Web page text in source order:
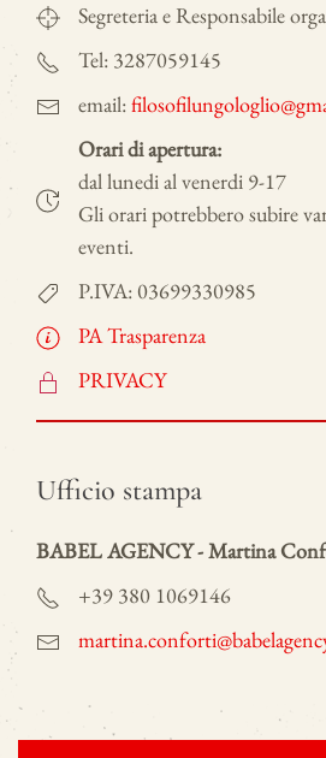
Segreteria e Responsabile
Tel: 3287059145
email:
Orari di apertura:
dal lunedi al venerdi 9-17
Gli orari potrebbero subire
eventi.
P.IVA: 03699330985
PA Trasparenza
PRIVACY
Ufficio stampa
BABEL AGENCY - Martina
+39 380 1069146